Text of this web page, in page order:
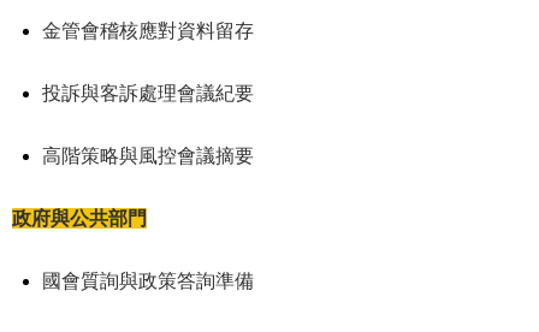
金管會稽核應對資料留存
投訴與客訴處理會議紀要
高階策略與風控會議摘要
政府與公共部門
國會質詢與政策答詢準備